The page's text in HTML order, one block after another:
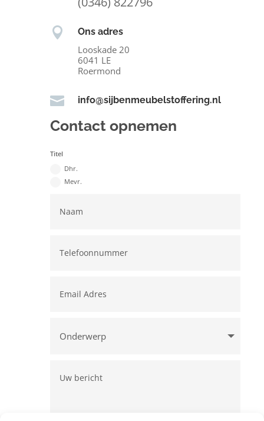
 Ons adres
Looskade 20
6041 LE
Roermond
 info@sijbenmeubelstoffering.nl
Contact opnemen
Titel
Dhr.
Mevr.